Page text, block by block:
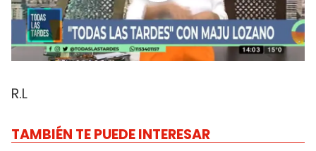
R.L
TAMBIÉN TE PUEDE INTERESAR